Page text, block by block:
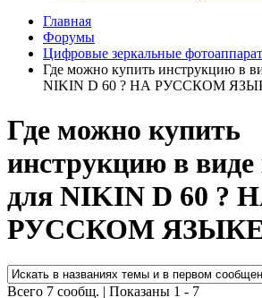
Главная
Форумы
Цифровые зеркальные
Где можно купить инструкцию в
NIKIN D 60 ? НА РУССКОМ
Где можно купить
инструкцию в
для NIKIN D 60 ?
РУССКОМ
Всего 7 сообщ. | Показаны 1 - 7